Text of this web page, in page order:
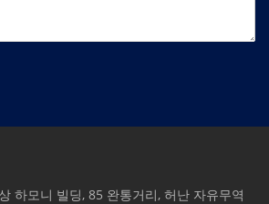
하모니 빌딩, 85 완통거리, 허난 자유무역